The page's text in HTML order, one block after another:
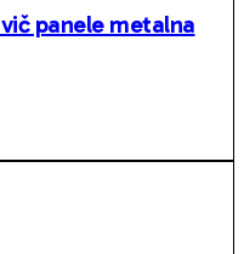
panele metalna